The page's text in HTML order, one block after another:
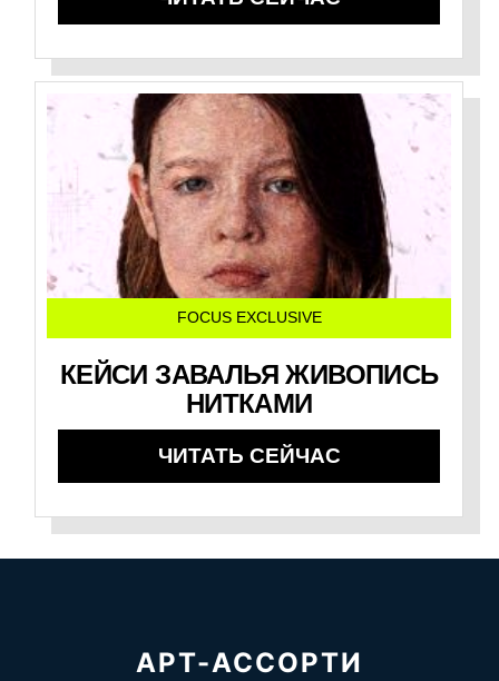
FOCUS EXCLUSIVE
КЕЙСИ ЗАВАЛЬЯ ЖИВОПИСЬ
НИТКАМИ
ЧИТАТЬ СЕЙЧАС
АРТ-АССОРТИ